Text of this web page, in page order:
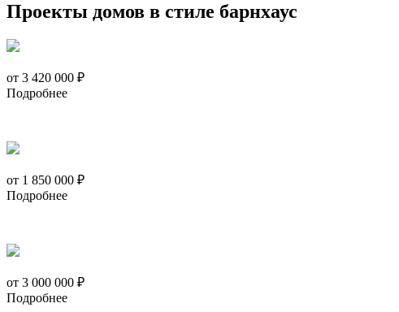
Проекты домов в стиле барнхаус
от 3 420 000 ₽
Подробнее
от 1 850 000 ₽
Подробнее
от 3 000 000 ₽
Подробнее